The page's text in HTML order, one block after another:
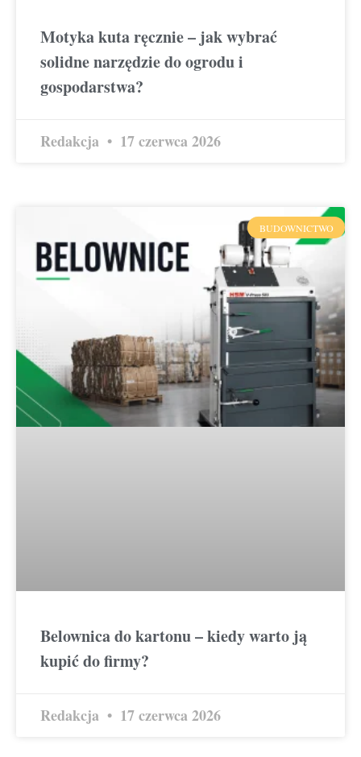
Motyka kuta ręcznie – jak wybrać
solidne narzędzie do ogrodu i
gospodarstwa?
Redakcja 17 czerwca 2026
BUDOWNICTWO
Belownica do kartonu – kiedy warto ją
kupić do firmy?
Redakcja 17 czerwca 2026